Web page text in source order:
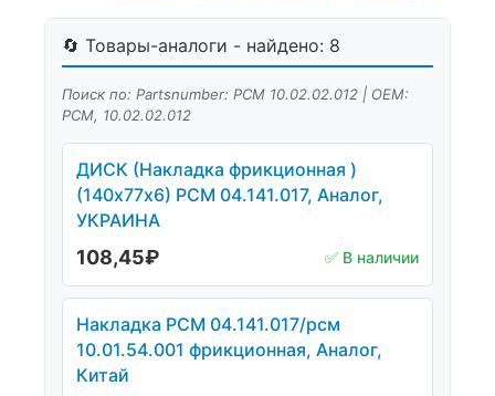
🔄 Товары-аналоги - найдено: 8
Поиск по: Partsnumber: РСМ 10.02.02.012 | OEM:
РСМ, 10.02.02.012
ДИСК (Накладка фрикционная )
(140х77х6) РСМ 04.141.017, Аналог,
УКРАИНА
108,45₽ ✅ В наличии
Накладка РСМ 04.141.017/рсм
10.01.54.001 фрикционная, Аналог,
Китай